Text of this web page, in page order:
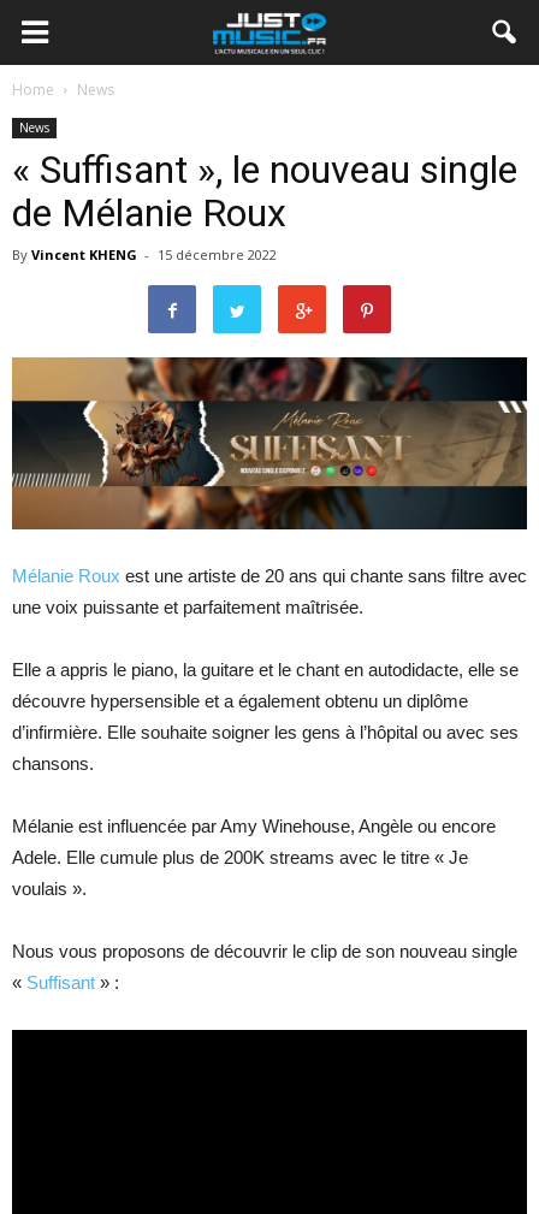
Home News
News
« Suffisant », le nouveau single
de Mélanie Roux
By Vincent KHENG - 15 décembre 2022
Mélanie Roux est une artiste de 20 ans qui chante sans filtre avec
une voix puissante et parfaitement maîtrisée.
Elle a appris le piano, la guitare et le chant en autodidacte, elle se
découvre hypersensible et a également obtenu un diplôme
d’infirmière. Elle souhaite soigner les gens à l’hôpital ou avec ses
chansons.
Mélanie est influencée par Amy Winehouse, Angèle ou encore
Adele. Elle cumule plus de 200K streams avec le titre « Je
voulais ».
Nous vous proposons de découvrir le clip de son nouveau single
« Suffisant » :